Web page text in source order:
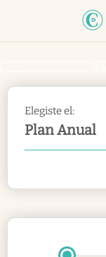
Elegiste el:
Plan Anual